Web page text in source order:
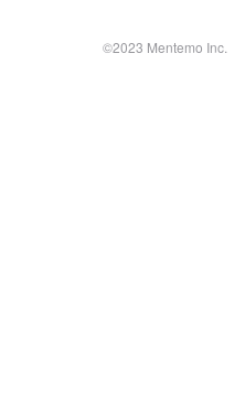
©2023 Mentemo Inc.